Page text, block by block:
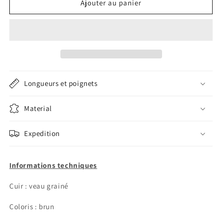
Bracelet
Bracelet
Ajouter au panier
Longueurs et poignets
Material
Expedition
Informations techniques
Cuir : veau grainé
Coloris : brun